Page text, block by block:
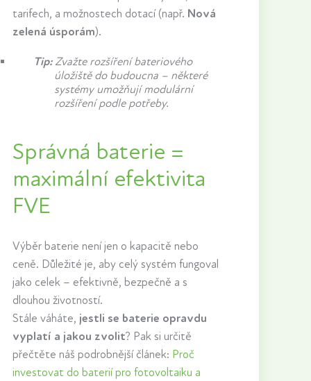
tarifech, a možnostech dotací (např. Nová
zelená úsporám).
Tip:Zvažte rozšíření bateriového
úložiště do budoucna – některé
systémy umožňují modulární
rozšíření podle potřeby.
Správná baterie =
maximální efektivita
FVE
Výběr baterie není jen o kapacitě nebo
ceně. Důležité je, aby celý systém fungoval
jako celek – efektivně, bezpečně a s
dlouhou životností.
Stále váháte, jestli se baterie opravdu
vyplatí a jakou zvolit? Pak si určitě
přečtěte náš podrobnější článek: Proč
investovat do baterií pro fotovoltaiku a